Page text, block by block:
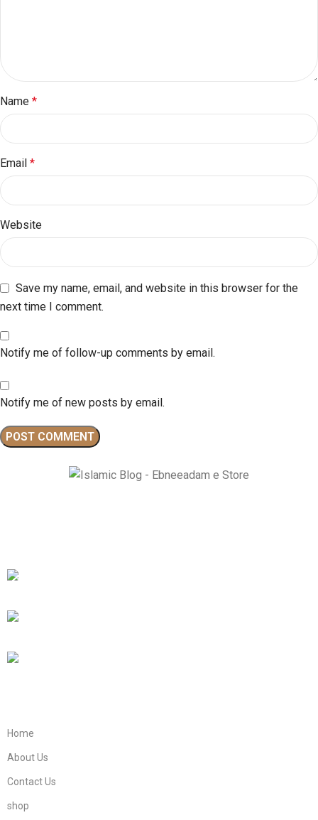
Name *
Email *
Website
Save my name, email, and website in this browser for the
next time I comment.
Notify me of follow-up comments by email.
Notify me of new posts by email.
EBNE E ADAM E STORE LTD Lytchett House, 13 Freeland Park,
Home
About Us
Contact Us
shop